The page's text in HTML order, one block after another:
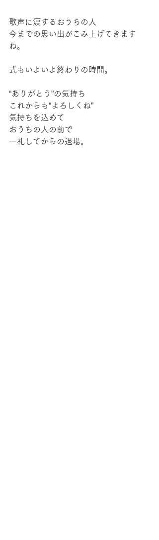
歌声に涙するおうちの人
今までの思い出がこみ上げてきます
ね。
式もいよいよ終わりの時間。
“ありがとう”の気持ち
これからも“よろしくね”
気持ちを込めて
おうちの人の前で
一礼してからの退場。